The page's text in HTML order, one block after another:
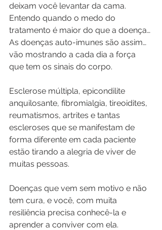
deixam você levantar da cama.
Entendo quando o medo do
tratamento é maior do que a doença…
As doenças auto-imunes são assim…
vão mostrando a cada dia a força
que tem os sinais do corpo.
Esclerose múltipla, epicondilite
anquilosante, fibromialgia, tireoidites,
reumatismos, artrites e tantas
escleroses que se manifestam de
forma diferente em cada paciente
estão tirando a alegria de viver de
muitas pessoas.
Doenças que vem sem motivo e não
tem cura, e você, com muita
resiliência precisa conhecê-la e
aprender a conviver com ela.